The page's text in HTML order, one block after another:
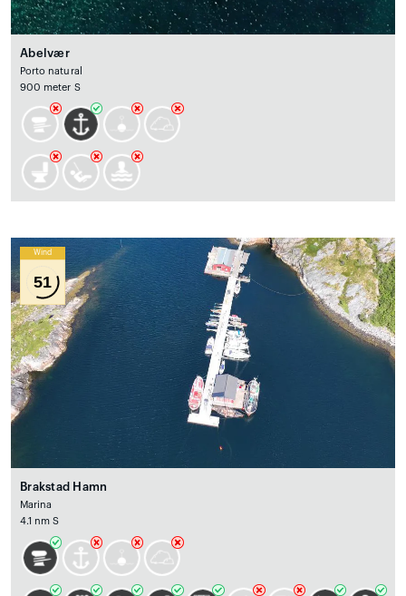
Abelvær
Porto natural
900 meter S
Wind
51
Brakstad Hamn
Marina
4.1 nm S